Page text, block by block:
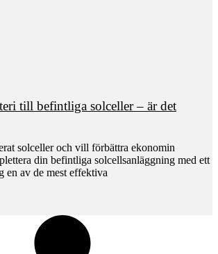
till befintliga solceller – är det
solceller och vill förbättra ekonomin
din befintliga solcellsanläggning med ett
en av de mest effektiva